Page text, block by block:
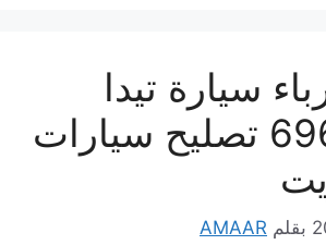
سيارة تيدا
69622745 تصليح سيارات
بقلم AMAAR